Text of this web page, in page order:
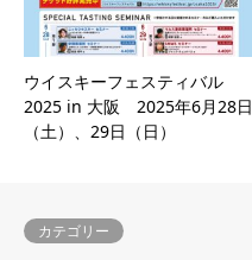
ウイスキーフェスティバル
2025 in 大阪 2025年6月28日
（土）、29日（日）
カテゴリー